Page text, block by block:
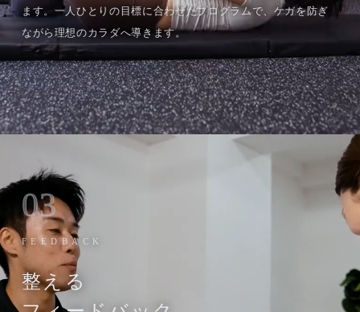
ます。一人ひとりの目標に合わせたプログラムで、ケガを防ぎ
ながら理想のカラダへ導きます。
03
FEEDBACK
整える